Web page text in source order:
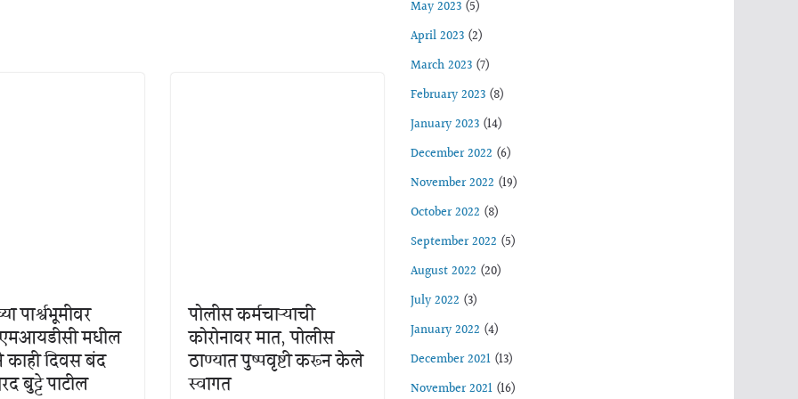
पार्श्वभूमीवर
मधील
काही दिवस बंद
बुट्टे पाटील
पोलीस कर्मचाऱ्याची
कोरोनावर मात, पोलीस
ठाण्यात पुष्पवृष्टी करून केले
स्वागत
May 2023 (5)
April 2023 (2)
March 2023 (7)
February 2023 (8)
January 2023 (14)
December 2022 (6)
November 2022 (19)
October 2022 (8)
September 2022 (5)
August 2022 (20)
July 2022 (3)
January 2022 (4)
December 2021 (13)
November 2021 (16)